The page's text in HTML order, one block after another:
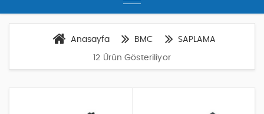
Anasayfa BMC SAPLAMA
12 Ürün Gösteriliyor